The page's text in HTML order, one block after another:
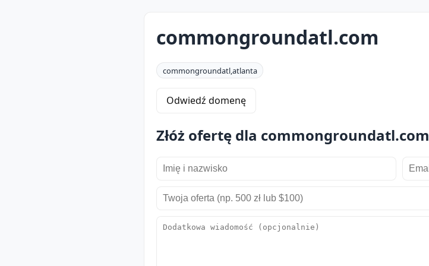
commongroundatl.com
commongroundatl,atlanta
Odwiedź domenę
Złóż ofertę dla commongroundatl.com